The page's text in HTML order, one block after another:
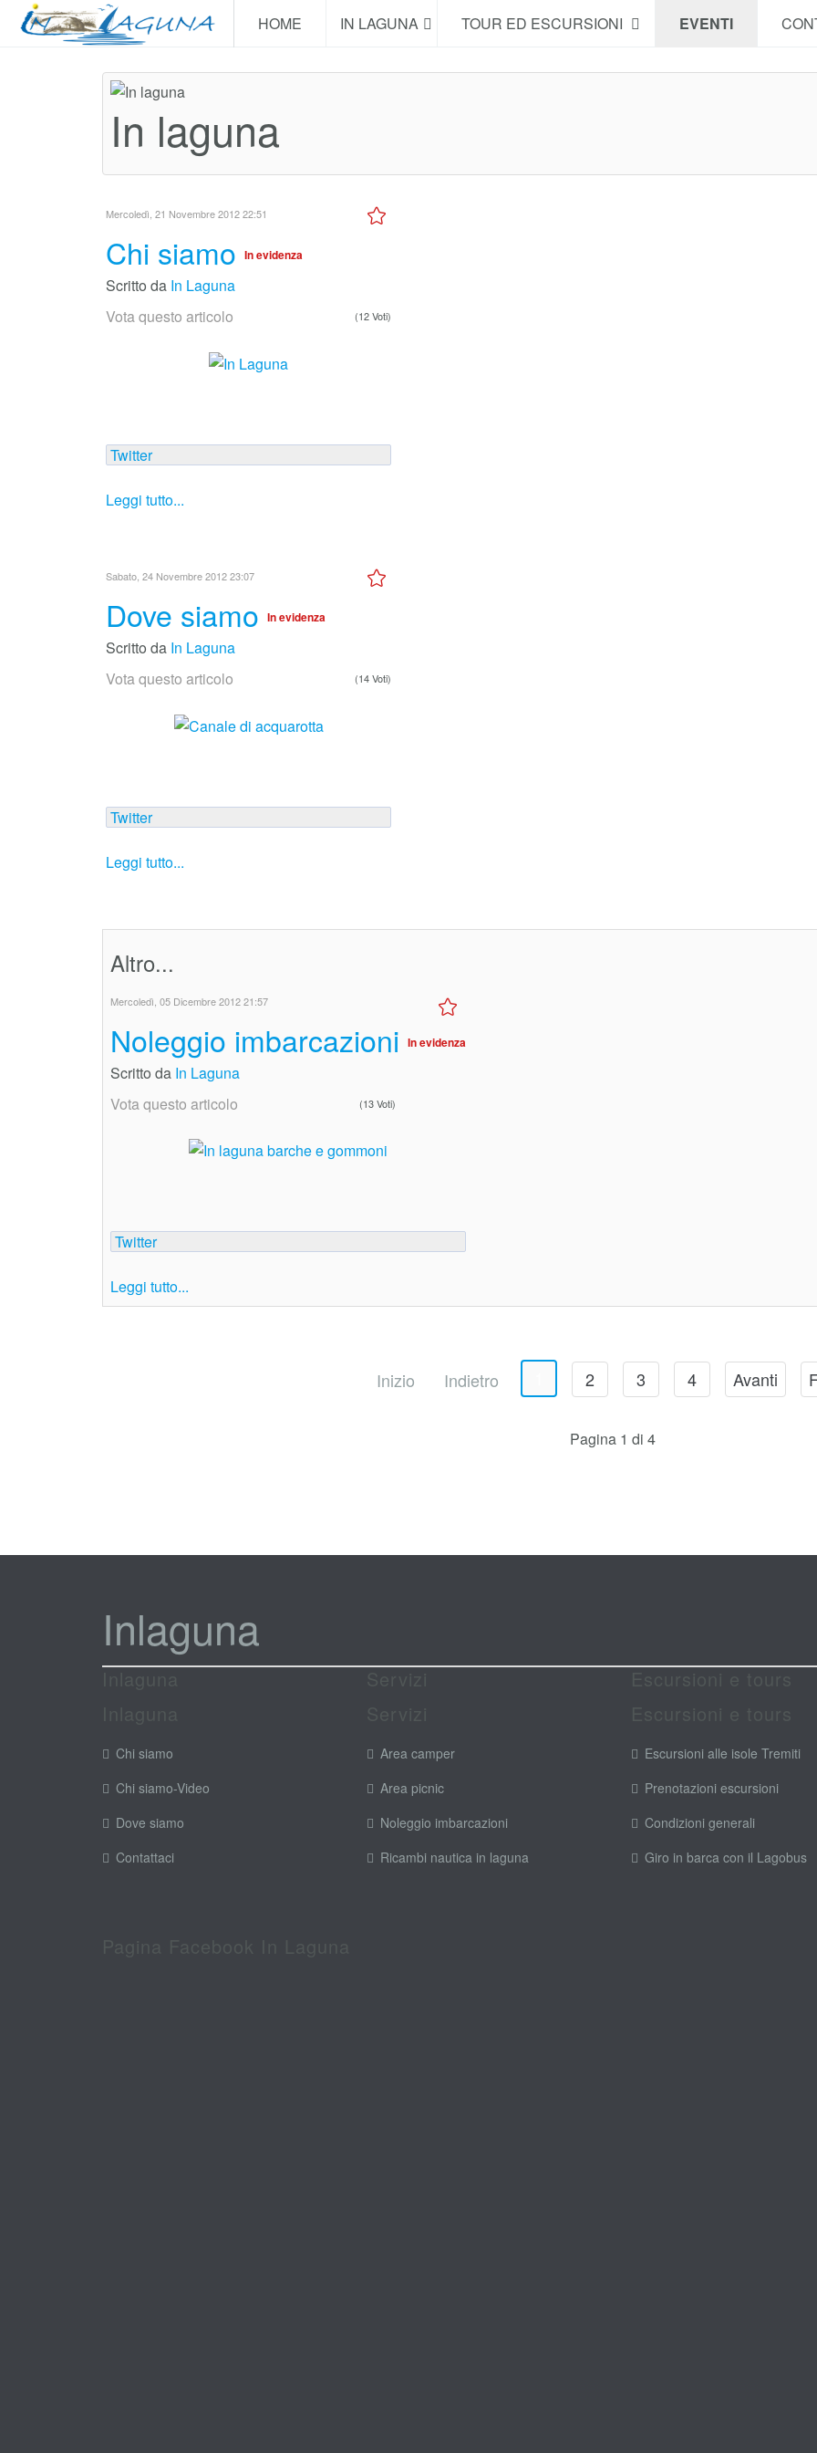
HOME IN LAGUNA TOUR ED ESCURSIONI EVENTI
In laguna
Mercoledì, 21 Novembre 2012 22:51
Chi siamo In evidenza
Scritto da In Laguna
Vota questo articolo
(12 Voti)
Twitter
Leggi tutto...
Sabato, 24 Novembre 2012 23:07
Dove siamo In evidenza
Scritto da In Laguna
Vota questo articolo
(14 Voti)
Twitter
Leggi tutto...
Altro...
Mercoledì, 05 Dicembre 2012 21:57
Noleggio imbarcazioni In evidenza
Scritto da In Laguna
Vota questo articolo
(13 Voti)
Twitter
Leggi tutto...
Inizio Indietro 2 3 4 Avanti
Pagina 1 di 4
Inlaguna
Chi siamo
Chi siamo-Video
Dove siamo
Contattaci
Area camper
Area picnic
Noleggio imbarcazioni
Ricambi nautica in laguna
Escursioni alle isole Tremiti
Prenotazioni escursioni
Condizioni generali
Giro in barca con il Lagobus